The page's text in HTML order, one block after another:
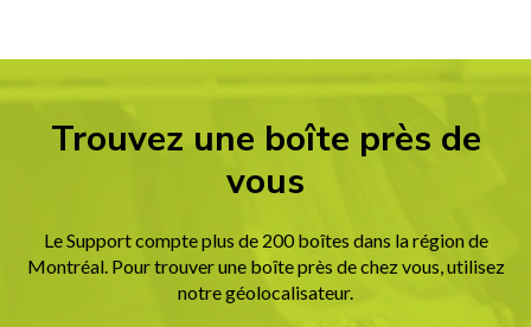
Trouvez une boîte près de
vous
Le Support compte plus de 200 boîtes dans la région de
Montréal. Pour trouver une boîte près de chez vous, utilisez
notre géolocalisateur.